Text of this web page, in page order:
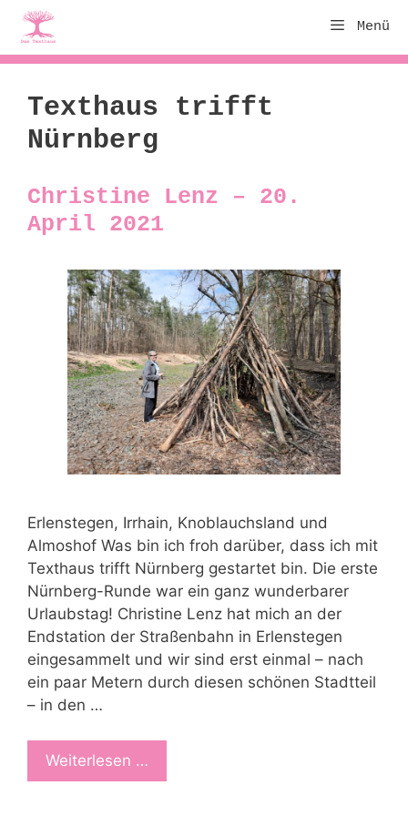
Zum
Inhalt
springen
Menü
Texthaus trifft
Nürnberg
Christine Lenz – 20.
April 2021
Erlenstegen, Irrhain, Knoblauchsland und
Almoshof Was bin ich froh darüber, dass ich mit
Texthaus trifft Nürnberg gestartet bin. Die erste
Nürnberg-Runde war ein ganz wunderbarer
Urlaubstag! Christine Lenz hat mich an der
Endstation der Straßenbahn in Erlenstegen
eingesammelt und wir sind erst einmal – nach
ein paar Metern durch diesen schönen Stadtteil
– in den …
Weiterlesen …